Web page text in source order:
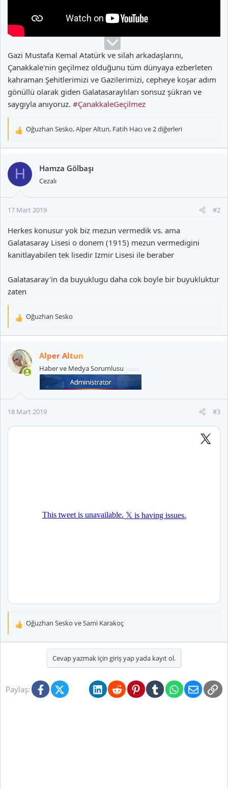
Gazi Mustafa Kemal Atatürk ve silah arkadaşlarını,
Çanakkale'nin geçilmez olduğunu tüm dünyaya ezberleten
kahraman Şehitlerimizi ve Gazilerimizi, cepheye koşar adım
gönüllü olarak giden Galatasaraylıları sonsuz şükran ve
saygıyla anıyoruz. #ÇanakkaleGeçilmez
T
k
l
Oğuzhan Sesko,Alper Altun, Fatih Hacıve 2 diğerleri
H Hamza Gölbaşı
Cezalı
17 Mart 2019 #2
Herkes konusur yok biz mezun vermedik vs. ama
Galatasaray Lisesi o donem (1915) mezun vermedigini
kanitlayabilen tek lisedir Izmir Lisesi ile beraber
Galatasaray'in da buyuklugu daha cok boyle bir buyukluktur
zaten
T
k
i
l
Oğuzhan Sesko
Alper Altun
Haber ve Medya Sorumlusu
18 Mart 2019 #3
T
e
Oğuzhan Sesko veSami Karakoç
Cevap yazmak için giriş yap yada kayıt ol.
Paylaş: FacebookX (Twitter)BlueskyLinkedInRedditPinterestTumblrWhatsApp
E-posta